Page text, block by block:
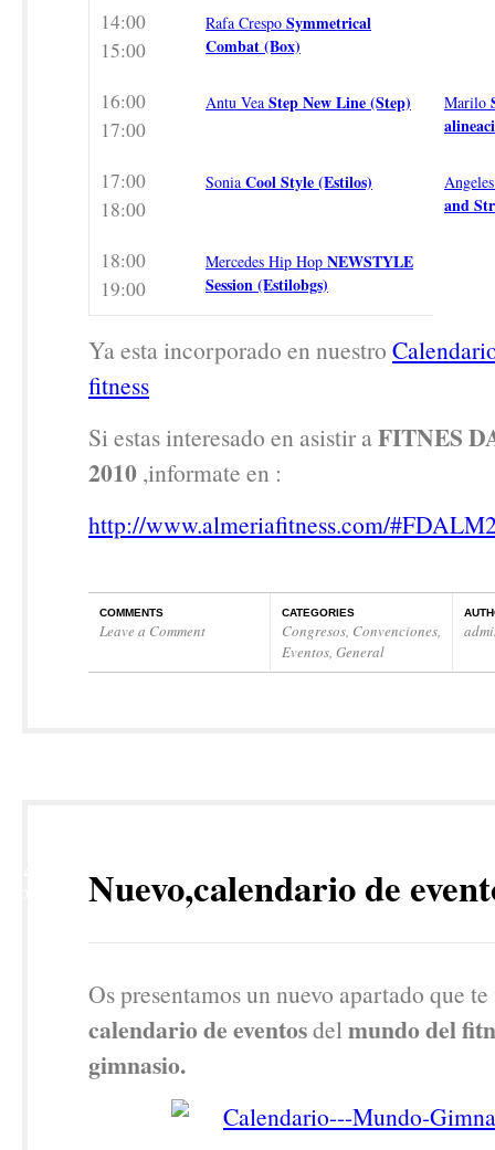
14:00
15:00
Rafa Crespo Symmetrical
Combat (Box)
16:00
17:00
Antu Vea Step New Line (Step) Marilo
17:00
18:00
Sonia Cool Style (Estilos)
and
18:00
19:00
Mercedes Hip Hop NEWSTYLE
Session (Estilobgs)
Ya esta incorporado en nuestro
fitness
Si estas interesado en asistir aFITNES
2010 ,informate en :
http://www.almeriafitness.com/
COMMENTS
Leave a Comment
CATEGORIES
Congresos, Convenciones,
Eventos, General
Nuevo,calendario de
Os presentamos un nuevo apartado que
calendario de eventosdelmundo del
gimnasio.